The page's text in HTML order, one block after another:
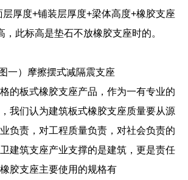
层厚度+铺装层厚度+梁体高度+橡胶支座
，此标高是垫石不放橡胶支座时的。
图一）摩擦摆式减隔震支座
的板式橡胶支座产品，作为一有专业的
我们认为建筑板式橡胶支座质量要从源
负责，对工程质量负责，对社会负责的
建筑支座产业支撑的是建筑，更是责任
胶支座主要使用的规格有